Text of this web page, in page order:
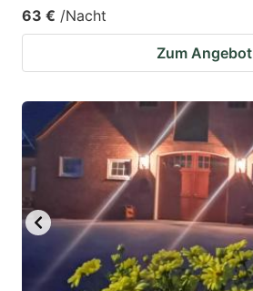
63 € /Nacht
Zum Angebot